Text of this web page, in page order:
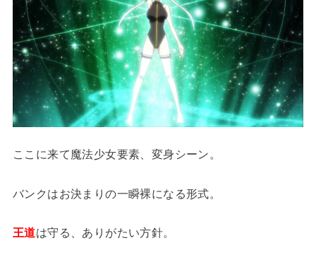
ここに来て魔法少女要素、変身シーン。
バンクはお決まりの一瞬裸になる形式。
王道は守る、ありがたい方針。